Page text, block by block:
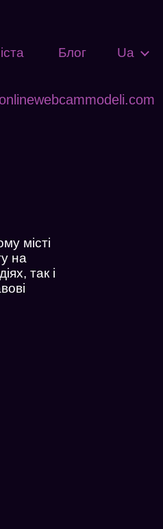
Блог Ua
місті
на
так і